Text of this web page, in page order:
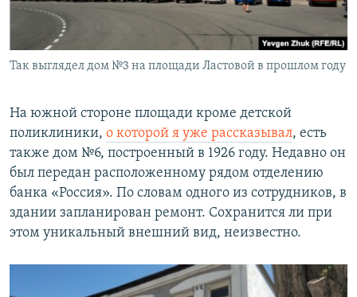
Так выглядел дом №3 на площади Ластовой в прошлом году
На южной стороне площади кроме детской
поликлиники, о которой я уже рассказывал, есть
также дом №6, построенный в 1926 году. Недавно он
был передан расположенному рядом отделению
банка «Россия». По словам одного из сотрудников, в
здании запланирован ремонт. Сохранится ли при
этом уникальный внешний вид, неизвестно.